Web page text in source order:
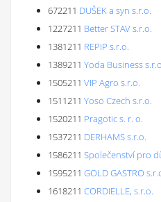
672211 DUŠEK a syn s.r.o.
1227211 Better STAV s.r.o.
1381211 REPIP s.r.o.
1389211 Yoda Business
1505211 VIP Agro s.r.o.
1511211 Yoso Czech s.r.o.
1520211 Pragotic s. r. o.
1537211 DERHAMS s.r.o.
1586211 Společenství pro
1595211 GOLD GASTRO
1618211 CORDIELLE, s.r.o.